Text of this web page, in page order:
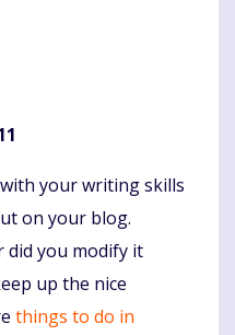
your writing skills
on your blog.
did you modify it
up the nice
things to do in